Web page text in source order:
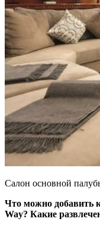
Салон основной
Что можно добавить
Way? Какие